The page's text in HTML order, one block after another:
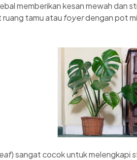
memberikan kesan mewah dan
tamu atau foyerdengan pot
) sangat cocok untuk melengkapi